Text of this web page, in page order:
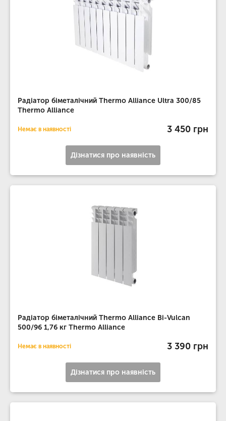
Радіатор біметалічний Thermo Alliance Ultra 300/85
Thermo Alliance
Немає в наявності 3 450 грн
Дізнатися про наявність
Радіатор біметалічний Thermo Alliance Bi-Vulcan
500/96 1,76 кг Thermo Alliance
Немає в наявності 3 390 грн
Дізнатися про наявність